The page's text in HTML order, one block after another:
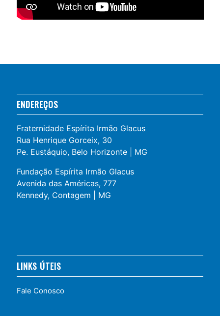
ENDEREÇOS
Fraternidade Espírita Irmão Glacus
Rua Henrique Gorceix, 30
Pe. Eustáquio, Belo Horizonte | MG
Fundação Espírita Irmão Glacus
Avenida das Américas, 777
Kennedy, Contagem | MG
LINKS ÚTEIS
Fale Conosco